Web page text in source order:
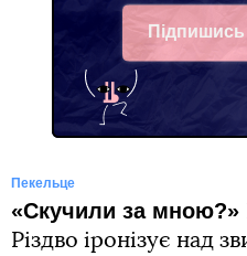
Telegram
Пекельце
«Cкучили за мною?»
Різдво іронізує над